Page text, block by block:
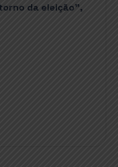
da eleição”,